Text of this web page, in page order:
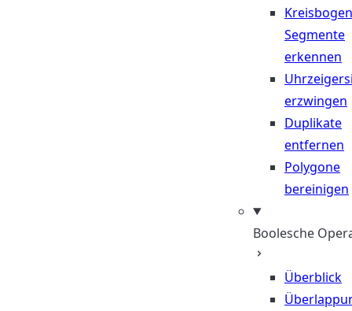
Segmente
erkennen
erzwingen
Duplikate
entfernen
Polygone
bereinigen
Boolesche
Überblick